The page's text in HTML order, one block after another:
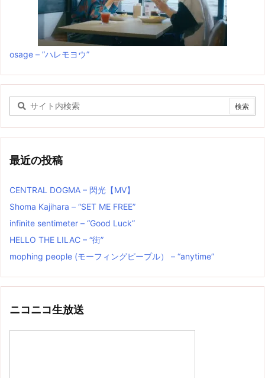
osage – ”ハレモヨウ”
最近の投稿
CENTRAL DOGMA – 閃光【MV】
Shoma Kajihara – “SET ME FREE”
infinite sentimeter – “Good Luck”
HELLO THE LILAC – “街”
mophing people (モーフィングピープル） – “anytime”
ニコニコ生放送